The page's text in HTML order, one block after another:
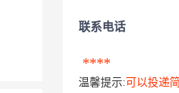
联系电话
****
温馨提示: 可以投递